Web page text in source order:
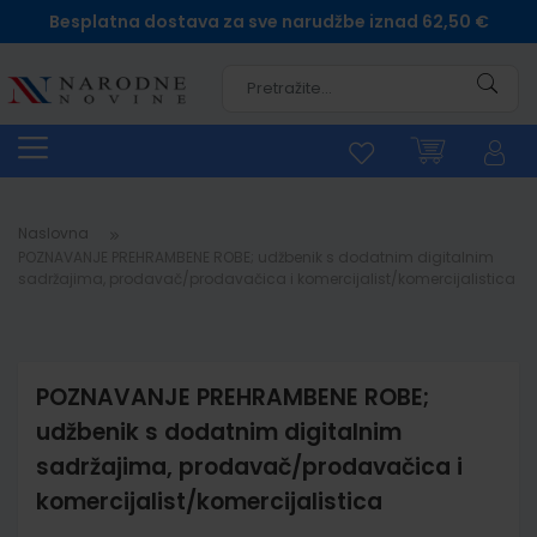
Besplatna dostava za sve narudžbe iznad 62,50 €
Naslovna
POZNAVANJE PREHRAMBENE ROBE;
udžbenik s dodatnim digitalnim
sadržajima, prodavač/prodavačica i
komercijalist/komercijalistica